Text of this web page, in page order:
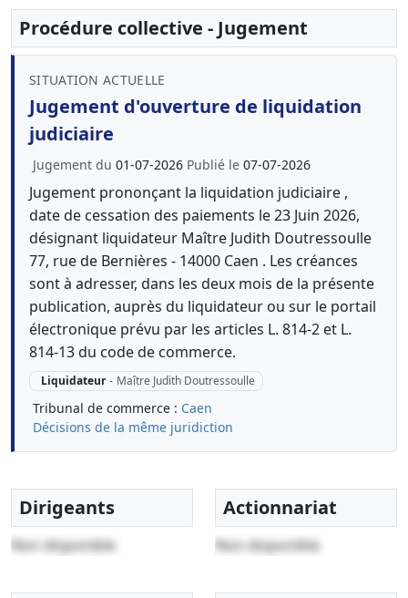
Procédure collective - Jugement
SITUATION ACTUELLE
Jugement d'ouverture de liquidation
judiciaire
Jugement du 01-07-2026 Publié le 07-07-2026
Jugement prononçant la liquidation judiciaire ,
date de cessation des paiements le 23 Juin 2026,
désignant liquidateur Maître Judith Doutressoulle
77, rue de Bernières - 14000 Caen . Les créances
sont à adresser, dans les deux mois de la présente
publication, auprès du liquidateur ou sur le portail
électronique prévu par les articles L. 814-2 et L.
814-13 du code de commerce.
Liquidateur - Maître Judith Doutressoulle
Tribunal de commerce : Caen
Décisions de la même juridiction
Dirigeants
Non disponible
Actionnariat
Non disponible